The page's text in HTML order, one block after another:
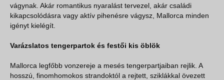
vágynak. Akár romantikus nyaralást tervezel, akár családi
kikapcsolódásra vagy aktív pihenésre vágysz, Mallorca minden
igényt kielégít.
Varázslatos tengerpartok és festői kis öblök
Mallorca legfőbb vonzereje a mesés tengerpartjaiban rejlik. A
hosszú, finomhomokos strandoktól a rejtett, sziklákkal övezett